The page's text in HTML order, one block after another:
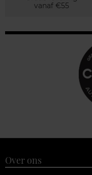
vanaf €55
Over ons